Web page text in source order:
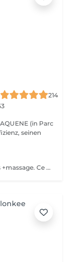
214
(in Parc
seinen
Gommage + enveloppement anti-vergetures +massage. Ce soin sophistiqué utilise des ingrédients naturels aux propriétés antioxydantes qui permettent de stimuler la circulation veineuse et lymphatique, il permet de savourer en toute confiance un moment de relaxation et de bien-être absolu entre la maman et le futur bébé.